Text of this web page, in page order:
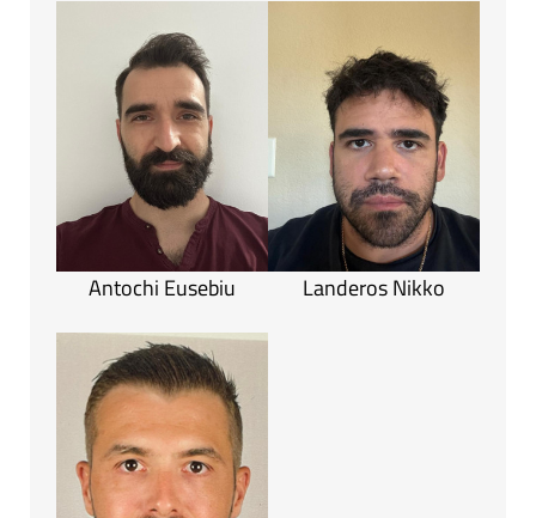
Antochi Eusebiu Landeros Nikko